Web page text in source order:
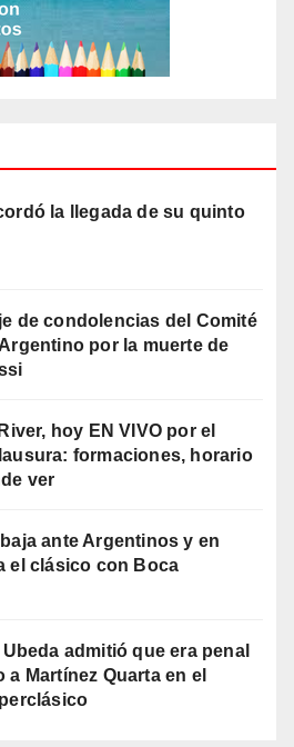
la llegada de su quinto
de condolencias del Comité
por la muerte de
hoy EN VIVO por el
formaciones, horario
ver
ante Argentinos y en
el clásico con Boca
Ubeda admitió que era penal
a Martínez Quarta en el